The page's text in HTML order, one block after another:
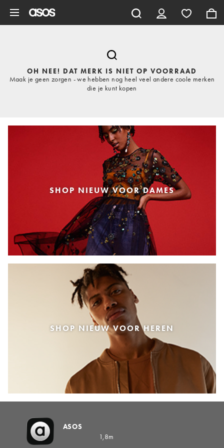
OH NEE! DAT MERK IS NIET OP VOORRAAD
Maak je geen zorgen - we hebben nog heel veel andere coole merken
die je kunt kopen
SHOP NIEUW VOOR DAMES
SHOP NIEUW VOOR HEREN
ASOS
1,8m